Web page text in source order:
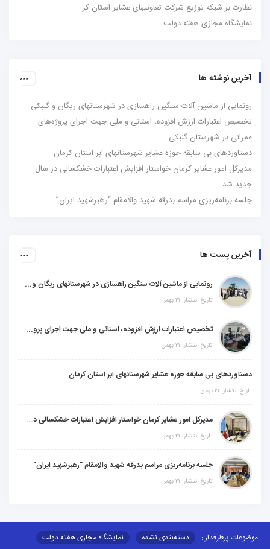
نظارت بر شبکه توزیع شرکت تعاونیهای عشایر استان کر
نمایشگاه مجازی هفته دولت
آخرین نوشته ها
رونمایی از ماشین آلات سنگین راهسازی در شهرستانهای ریگان و گنبکی
تخصیص اعتبارات ارزش افزوده، استانی و ملی جهت اجرای پروژه‌های
عمرانی در شهرستان گنبکی
دستاوردهای بی سابقه حوزه عشایر شهرستانهای ابر استان کرمان
مدیرکل امور عشایر کرمان خواستار افزایش اعتبارات خشکسالی در سال
جدید شد
جلسه برنامه‌ریزی مراسم بدرقه شهید والامقام “رهبرشهید ایران”
آخرین پست ها
رونمایی از ماشین آلات سنگین راهسازی در شهرستانهای ریگان و گنبکی
تاریخ انتشار: ۲۱ بهمن
تخصیص اعتبارات ارزش افزوده، استانی و ملی جهت اجرای پروژه‌های عمرانی در شهرستان گنبکی
تاریخ انتشار: ۲۱ بهمن
دستاوردهای بی سابقه حوزه عشایر شهرستانهای ابر استان کرمان
تاریخ انتشار: ۲۱ بهمن
مدیرکل امور عشایر کرمان خواستار افزایش اعتبارات خشکسالی در سال جدید شد
تاریخ انتشار: ۲۱ بهمن
جلسه برنامه‌ریزی مراسم بدرقه شهید والامقام "رهبرشهید ایران"
تاریخ انتشار: ۲۱ بهمن
موضوعات پرطرفدار : دسته‌بندی نشده
نمایشگاه مجازی هفته دولت